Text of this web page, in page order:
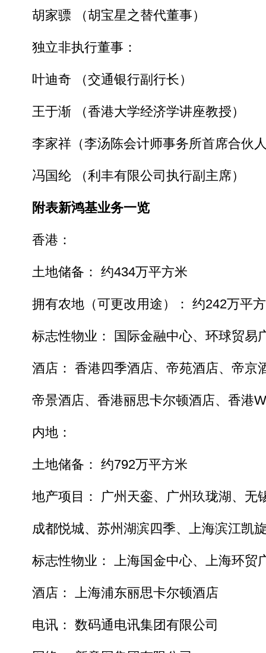
胡家骠 （胡宝星之替代董事）
独立非执行董事：
叶迪奇 （交通银行副行长）
王于渐 （香港大学经济学讲座教授）
李家祥（李汤陈会计师事务所首席合伙
冯国纶 （利丰有限公司执行副主席）
附表新鸿基业务一览
香港：
土地储备： 约434万平方米
拥有农地（可更改用途）： 约242万平
标志性物业： 国际金融中心、环球贸易
酒店： 香港四季酒店、帝苑酒店、帝京
帝景酒店、香港丽思卡尔顿酒店、香港
内地：
土地储备： 约792万平方米
地产项目： 广州天銮、广州玖珑湖、无
成都悦城、苏州湖滨四季、上海滨江凯
标志性物业： 上海国金中心、上海环贸
酒店： 上海浦东丽思卡尔顿酒店
电讯： 数码通电讯集团有限公司